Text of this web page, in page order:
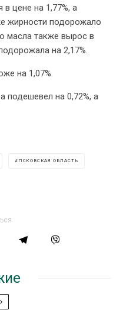
в цене на 1,77%, а
жирности подорожало
масла также вырос в
на 2,17%.
на 1,07%.
подешевел на 0,72%, а
ПСКОВСКАЯ ОБЛАСТЬ